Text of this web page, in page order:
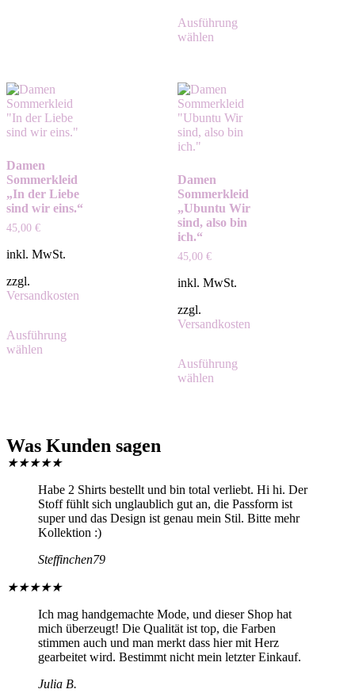
Ausführung
wählen
Damen
Sommerkleid
„In der Liebe
sind wir eins.“
45,00 €
inkl. MwSt.
zzgl.
Versandkosten
Ausführung
wählen
Damen
Sommerkleid
„Ubuntu Wir
sind, also bin
ich.“
45,00 €
inkl. MwSt.
zzgl.
Versandkosten
Ausführung
wählen
Was Kunden sagen
★★★★★
Habe 2 Shirts bestellt und bin total verliebt. Hi hi. Der
Stoff fühlt sich unglaublich gut an, die Passform ist
super und das Design ist genau mein Stil. Bitte mehr
Kollektion :)
Steffinchen79
★★★★★
Ich mag handgemachte Mode, und dieser Shop hat
mich überzeugt! Die Qualität ist top, die Farben
stimmen auch und man merkt dass hier mit Herz
gearbeitet wird. Bestimmt nicht mein letzter Einkauf.
Julia B.